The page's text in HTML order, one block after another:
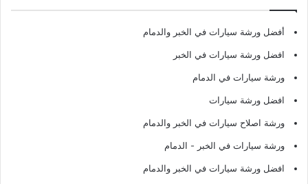
أفضل ورشة سيارات في الخبر والدمام
افضل ورشة سيارات في الخبر
ورشة سيارات في الدمام
افضل ورشة سيارات
ورشة اصلاح سيارات في الخبر والدمام
ورشة سيارات في الخبر - الدمام
افضل ورشة سيارات في الخبر والدمام